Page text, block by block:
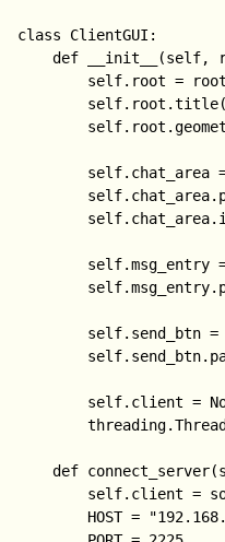
class ClientGUI:
def __init__(self,
        self.root = root
self.chat_area
self.msg_entry
self.send_btn =
self.client =
def
self.client =
HOST =